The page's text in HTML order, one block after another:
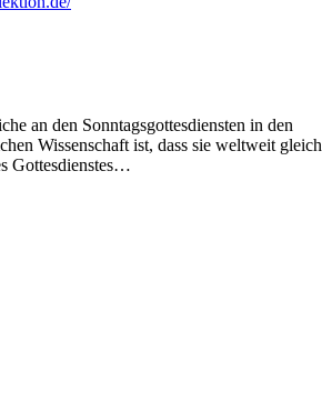
an den Sonntagsgottesdiensten in den
Wissenschaft ist, dass sie weltweit gleich
Gottesdienstes…